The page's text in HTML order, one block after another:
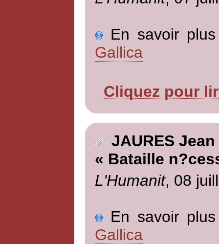
En savoir
Gallica
Cliquez pour
JAURES Jean
« Bataille
L'Humanit, 08
En savoir
Gallica